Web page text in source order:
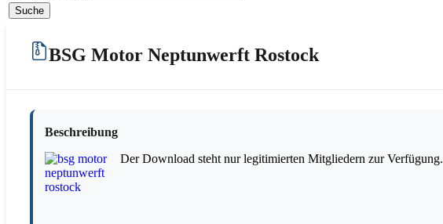
BSG Motor Neptunwerft Rostock
Beschreibung
Der Download steht nur legitimierten Mitgliedern zur Verfügung.